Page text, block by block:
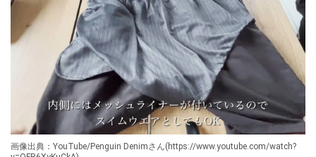
画像出典：YouTube/Penguin Denimさん(https://www.youtube.com/watch?